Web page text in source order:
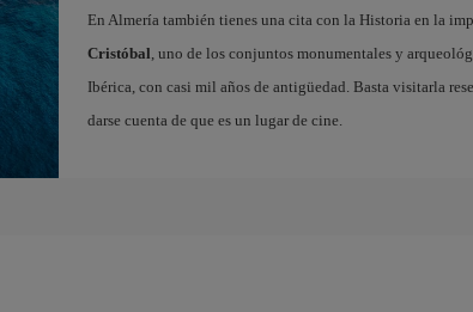
En Almería también tienes una cita con la Historia en la
Cristóbal, uno de los conjuntos monumentales y
Ibérica, con casi mil años de antigüedad. Basta visitarla
darse cuenta de que es un lugar de cine.